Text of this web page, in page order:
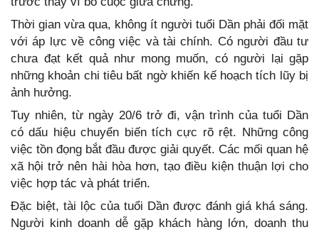
Thời gian vừa qua, không ít người tuổi Dần phải đối mặt
với áp lực về công việc và tài chính. Có người đầu tư
chưa đạt kết quả như mong muốn, có người lại gặp
những khoản chi tiêu bất ngờ khiến kế hoạch tích lũy bị
ảnh hưởng.
Tuy nhiên, từ ngày 20/6 trở đi, vận trình của tuổi Dần
có dấu hiệu chuyển biến tích cực rõ rệt. Những công
việc tồn đọng bắt đầu được giải quyết. Các mối quan hệ
xã hội trở nên hài hòa hơn, tạo điều kiện thuận lợi cho
việc hợp tác và phát triển.
Đặc biệt, tài lộc của tuổi Dần được đánh giá khá sáng.
Người kinh doanh dễ gặp khách hàng lớn, doanh thu